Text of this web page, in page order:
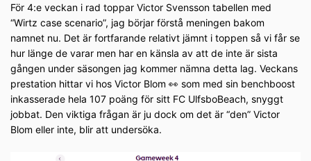
För 4:e veckan i rad toppar Victor Svensson tabellen med
“Wirtz case scenario”, jag börjar förstå meningen bakom
namnet nu. Det är fortfarande relativt jämnt i toppen så vi får se
hur länge de varar men har en känsla av att de inte är sista
gången under säsongen jag kommer nämna detta lag. Veckans
prestation hittar vi hos Victor Blom 👀 som med sin benchboost
inkasserade hela 107 poäng för sitt FC UlfsboBeach, snyggt
jobbat. Den viktiga frågan är ju dock om det är “den” Victor
Blom eller inte, blir att undersöka.